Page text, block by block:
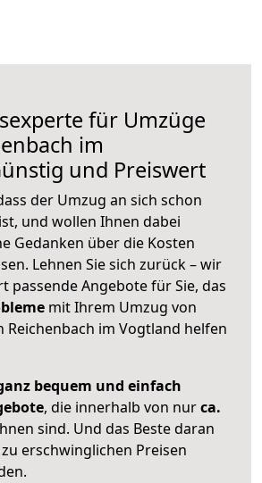
für Umzüge
im
und Preiswert
der Umzug an sich schon
und wollen Ihnen dabei
Gedanken über die Kosten
Lehnen Sie sich zurück – wir
passende Angebote für Sie, das
mit Ihrem Umzug von
Reichenbach im Vogtland helfen
bequem und einfach
, die innerhalb von nurca.
sind. Und das Beste daran
erschwinglichen Preisen